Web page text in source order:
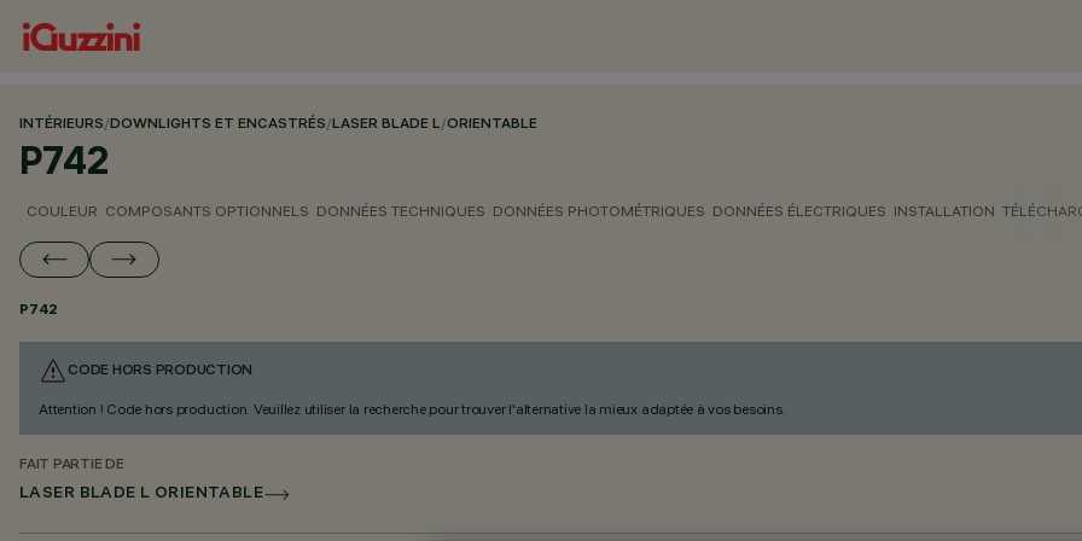
INTÉRIEURS/DOWNLIGHTS ET ENCASTRÉS/LASER BLADE L/ORIENTABLE
P742
COULEUR COMPOSANTS OPTIONNELS DONNÉES TECHNIQUES DONNÉES PHOTOMÉTRIQUES DONNÉES ÉLECTRIQUES INSTALLATION
P742
CODE HORS PRODUCTION
Attention ! Code hors production. Veuillez utiliser la recherche pour trouver l'alternative la mieux adaptée à vos besoins.
FAIT PARTIE DE
LASER BLADE L ORIENTABLE